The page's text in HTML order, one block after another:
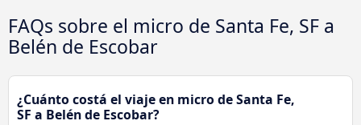
FAQs sobre el micro de Santa Fe, SF a
Belén de Escobar
¿Cuánto costá el viaje en micro de Santa Fe,
SF a Belén de Escobar?